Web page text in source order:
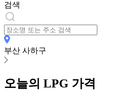
검색
부산 사하구
오늘의 LPG 가격